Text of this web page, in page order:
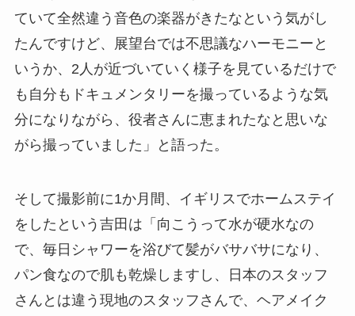
ていて全然違う音色の楽器がきたなという気がし
たんですけど、展望台では不思議なハーモニーと
いうか、2人が近づいていく様子を見ているだけで
も自分もドキュメンタリーを撮っているような気
分になりながら、役者さんに恵まれたなと思いな
がら撮っていました」と語った。
そして撮影前に1か月間、イギリスでホームステイ
をしたという吉田は「向こうって水が硬水なの
で、毎日シャワーを浴びて髪がバサバサになり、
パン食なので肌も乾燥しますし、日本のスタッフ
さんとは違う現地のスタッフさんで、ヘアメイク